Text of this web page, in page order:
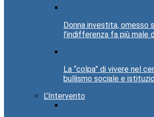
Donna investita, omesso
l’indifferenza fa più male
La “colpa” di vivere nel
bullismo sociale e
L’Intervento